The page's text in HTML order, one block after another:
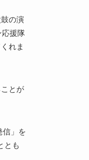
の演
応援隊
れま
とが
信」を
とも